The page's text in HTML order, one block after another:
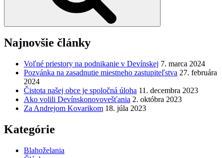
Najnovšie články
Voľné priestory na podnikanie v Devínskej 7. marca 2024
Pozvánka na zasadnutie miestneho zastupiteľstva 27. februára
2024
Čistota našej obce je spoločná úloha 11. decembra 2023
Ako volili Devínskonovovešťania 2. októbra 2023
Za Andrejom Kovarikom 18. júla 2023
Kategórie
Blahoželania